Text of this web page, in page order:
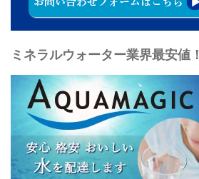
ミネラルウォーター業界最安値！